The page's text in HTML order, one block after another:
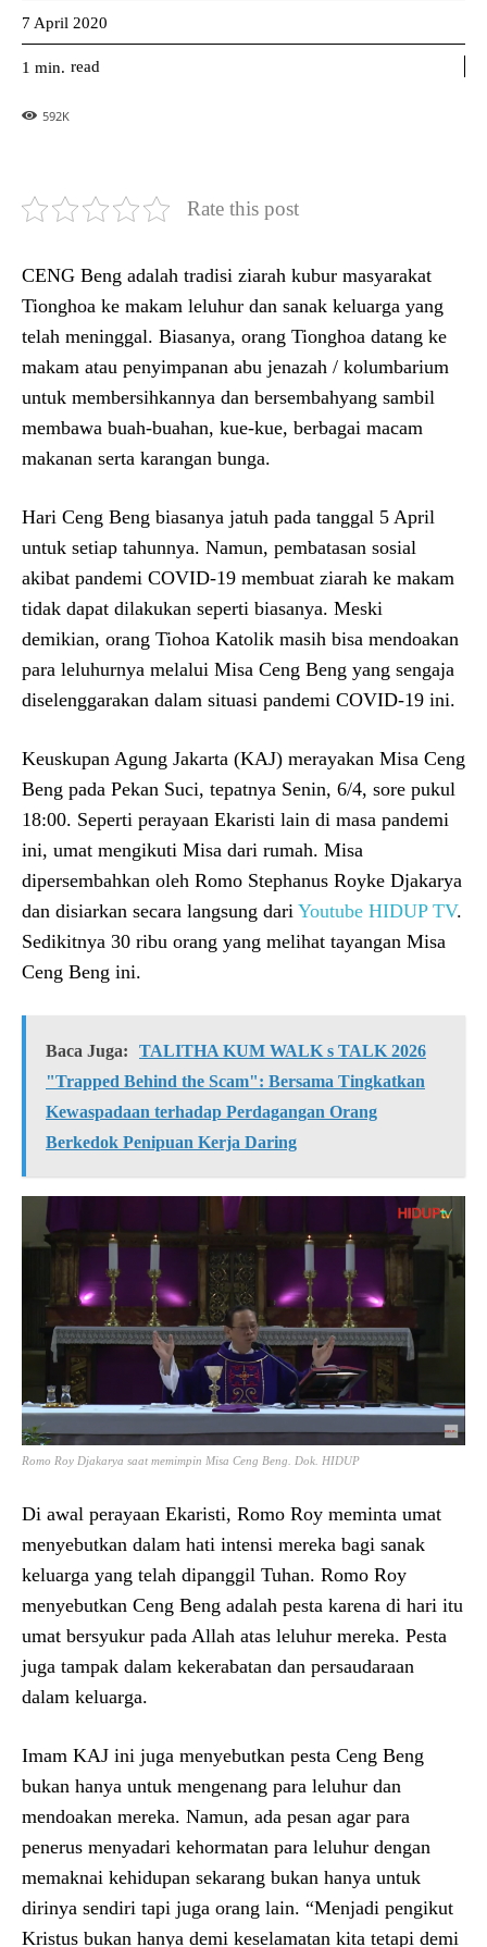
7 April 2020
1 min. read
592K
Rate this post
CENG Beng adalah tradisi ziarah kubur masyarakat
Tionghoa ke makam leluhur dan sanak keluarga yang
telah meninggal. Biasanya, orang Tionghoa datang ke
makam atau penyimpanan abu jenazah / kolumbarium
untuk membersihkannya dan bersembahyang sambil
membawa buah-buahan, kue-kue, berbagai macam
makanan serta karangan bunga.
Hari Ceng Beng biasanya jatuh pada tanggal 5 April
untuk setiap tahunnya. Namun, pembatasan sosial
akibat pandemi COVID-19 membuat ziarah ke makam
tidak dapat dilakukan seperti biasanya. Meski
demikian, orang Tiohoa Katolik masih bisa mendoakan
para leluhurnya melalui Misa Ceng Beng yang sengaja
diselenggarakan dalam situasi pandemi COVID-19 ini.
Keuskupan Agung Jakarta (KAJ) merayakan Misa Ceng
Beng pada Pekan Suci, tepatnya Senin, 6/4, sore pukul
18:00. Seperti perayaan Ekaristi lain di masa pandemi
ini, umat mengikuti Misa dari rumah. Misa
dipersembahkan oleh Romo Stephanus Royke Djakarya
dan disiarkan secara langsung dari Youtube HIDUP TV.
Sedikitnya 30 ribu orang yang melihat tayangan Misa
Ceng Beng ini.
Baca Juga:
TALITHA KUM WALK s TALK 2026
"Trapped Behind the Scam": Bersama Tingkatkan
Kewaspadaan terhadap Perdagangan Orang
Berkedok Penipuan Kerja Daring
Romo Roy Djakarya saat memimpin Misa Ceng Beng. Dok. HIDUP
Di awal perayaan Ekaristi, Romo Roy meminta umat
menyebutkan dalam hati intensi mereka bagi sanak
keluarga yang telah dipanggil Tuhan. Romo Roy
menyebutkan Ceng Beng adalah pesta karena di hari itu
umat bersyukur pada Allah atas leluhur mereka. Pesta
juga tampak dalam kekerabatan dan persaudaraan
dalam keluarga.
Imam KAJ ini juga menyebutkan pesta Ceng Beng
bukan hanya untuk mengenang para leluhur dan
mendoakan mereka. Namun, ada pesan agar para
penerus menyadari kehormatan para leluhur dengan
memaknai kehidupan sekarang bukan hanya untuk
dirinya sendiri tapi juga orang lain. “Menjadi pengikut
Kristus bukan hanya demi keselamatan kita tetapi demi